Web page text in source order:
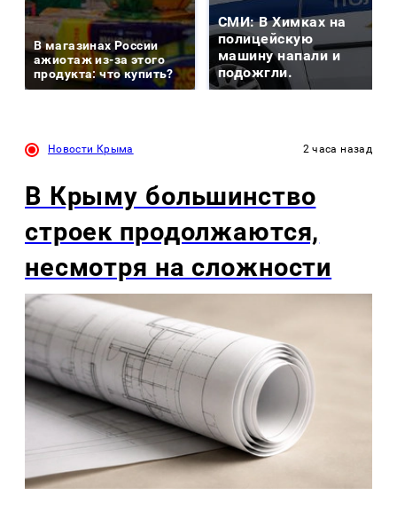
В магазинах России
ажиотаж из-за этого
продукта: что купить?
СМИ: В Химках на
полицейскую
машину напали и
подожгли.
Новости Крыма 2 часа назад
В Крыму большинство
строек продолжаются,
несмотря на сложности